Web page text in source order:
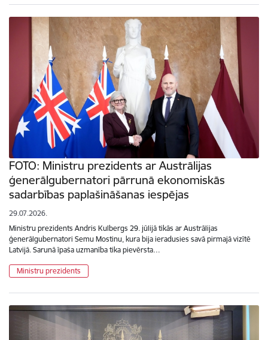
FOTO: Ministru prezidents ar Austrālijas
ģenerālgubernatori pārrunā ekonomiskās
sadarbības paplašināšanas iespējas
29.07.2026.
Ministru prezidents Andris Kulbergs 29. jūlijā tikās ar Austrālijas
ģenerālgubernatori Semu Mostinu, kura bija ieradusies savā pirmajā vizītē
Latvijā. Sarunā īpaša uzmanība tika pievērsta…
Ministru prezidents